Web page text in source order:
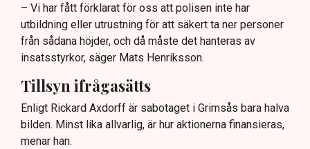
– Vi har fått förklarat för oss att polisen inte har
utbildning eller utrustning för att säkert ta ner personer
från sådana höjder, och då måste det hanteras av
insatsstyrkor, säger Mats Henriksson.
Tillsyn ifrågasätts
Enligt Rickard Axdorff är sabotaget i Grimsås bara halva
bilden. Minst lika allvarlig, är hur aktionerna finansieras,
menar han.